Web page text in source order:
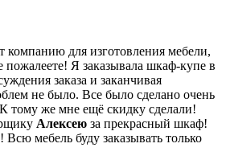
компанию для изготовления мебели,
Я заказывала шкаф-купе в
заказа и заканчивая
не было. Все было сделано очень
тому же мне ещё скидку сделали!
Алексею за прекрасный шкаф!
Всю мебель буду заказывать только